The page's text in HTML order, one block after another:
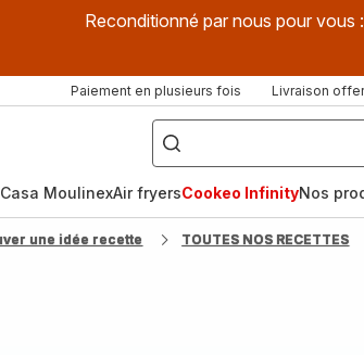
Reconditionné par nous pour vous
Paiement en plusieurs fois Livraison
["Que
recherchez-
vous
?",
fryer",
"Companion"]
Casa MoulinexAir fryersCookeo InfinityNos
une idée recette TOUTES NOS RECETTES